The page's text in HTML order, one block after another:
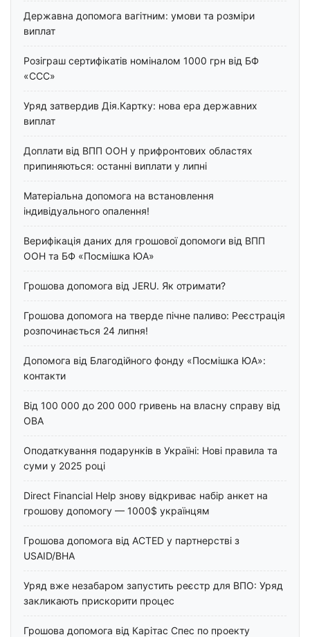
Державна допомога вагітним: умови та розміри
виплат
Розіграш сертифікатів номіналом 1000 грн від БФ
«ССС»
Уряд затвердив Дія.Картку: нова ера державних
виплат
Доплати від ВПП ООН у прифронтових областях
припиняються: останні виплати у липні
Матеріальна допомога на встановлення
індивідуального опалення!
Верифікація даних для грошової допомоги від ВПП
ООН та БФ «Посмішка ЮА»
Грошова допомога від JERU. Як отримати?
Грошова допомога на тверде пічне паливо: Реєстрація
розпочинається 24 липня!
Допомога від Благодійного фонду «Посмішка ЮА»:
контакти
Від 100 000 до 200 000 гривень на власну справу від
ОВА
Оподаткування подарунків в Україні: Нові правила та
суми у 2025 році
Direct Financial Help знову відкриває набір анкет на
грошову допомогу — 1000$ українцям
Грошова допомога від ACTED у партнерстві з
USAID/BHA
Уряд вже незабаром запустить реєстр для ВПО: Уряд
закликають прискорити процес
Грошова допомога від Карітас Спес по проекту